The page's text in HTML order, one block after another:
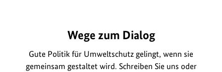
Wege zum Dialog
Gute Politik für Umweltschutz gelingt, wenn sie
gemeinsam gestaltet wird. Schreiben Sie uns oder